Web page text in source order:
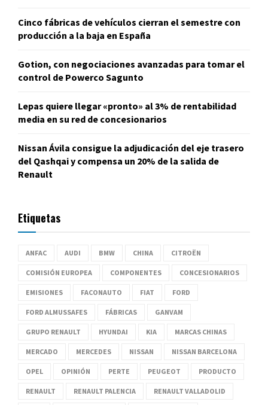
Cinco fábricas de vehículos cierran el semestre con
producción a la baja en España
Gotion, con negociaciones avanzadas para tomar el
control de Powerco Sagunto
Lepas quiere llegar «pronto» al 3% de rentabilidad
media en su red de concesionarios
Nissan Ávila consigue la adjudicación del eje trasero
del Qashqai y compensa un 20% de la salida de
Renault
Etiquetas
ANFAC AUDI BMW CHINA CITROËN
COMISIÓN EUROPEA COMPONENTES CONCESIONARIOS
EMISIONES FACONAUTO FIAT FORD
FORD ALMUSSAFES FÁBRICAS GANVAM
GRUPO RENAULT HYUNDAI KIA MARCAS CHINAS
MERCADO MERCEDES NISSAN NISSAN BARCELONA
OPEL OPINIÓN PERTE PEUGEOT PRODUCTO
RENAULT RENAULT PALENCIA RENAULT VALLADOLID